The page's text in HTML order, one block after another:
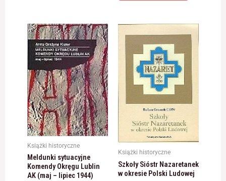
Książki historyczne
Meldunki sytuacyjne
Komendy Okręgu Lublin
AK (maj – lipiec 1944)
Książki historyczne
Szkoły Sióstr Nazaretanek
w okresie Polski Ludowej